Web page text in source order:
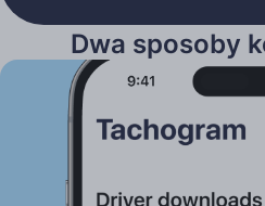
Dwa sposoby